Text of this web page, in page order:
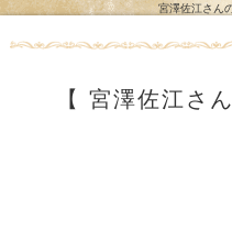
宮澤佐江さん
【 宮澤佐江さ